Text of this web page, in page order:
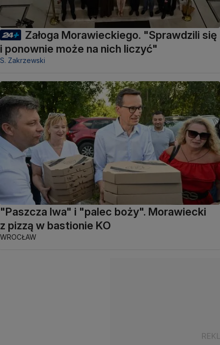
Załoga Morawieckiego. "Sprawdzili się
i ponownie może na nich liczyć"
S. Zakrzewski
"Paszcza lwa" i "palec boży". Morawiecki
z pizzą w bastionie KO
WROCŁAW